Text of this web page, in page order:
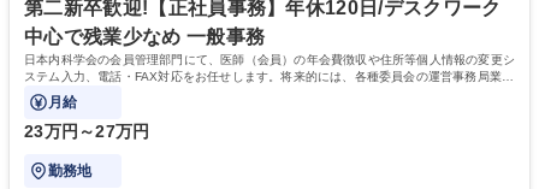
「未来の日常」の創造に向けて持続可能な社会の実現に貢献してまいりま
す。 学歴・資格 学歴：大学院 大学 語学力： 資格：
第二新卒歓迎!【正社員事務】年休120日/デスクワーク
中心で残業少なめ 一般事務
日本内科学会の会員管理部門にて、医師（会員）の年会費徴収や住所等個人情報の変更シ
ステム入力、電話・FAX対応をお任せします。将来的には、各種委員会の運営事務局業務
などにも幅広く携わっていただきます。
月給
23万円～27万円
勤務地